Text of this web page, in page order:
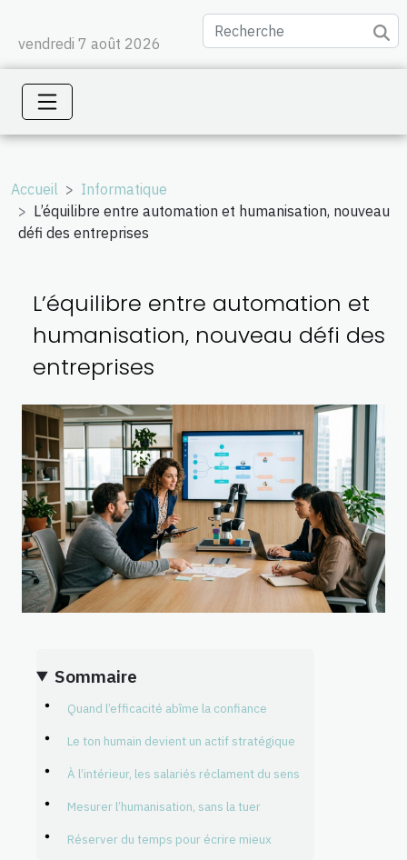
vendredi 7 août 2026
Accueil
Informatique
L’équilibre entre automation et humanisation, nouveau
défi des entreprises
L’équilibre entre automation et
humanisation, nouveau défi des
entreprises
Sommaire
Quand l’efficacité abîme la confiance
Le ton humain devient un actif stratégique
À l’intérieur, les salariés réclament du sens
Mesurer l’humanisation, sans la tuer
Réserver du temps pour écrire mieux